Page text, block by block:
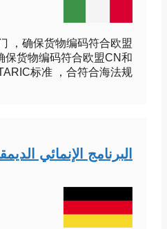
门 ，确保货物编码符合欧盟
保货物编码符合欧盟CN和
TARIC标准 ，合符合海法规
البرنامج الإنمائي